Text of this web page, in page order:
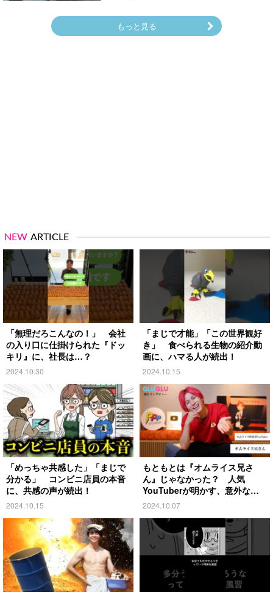
もっと見る
NEW ARTICLE
「無理だろこんなの！」 会社
の入り口に仕掛けられた『ドッ
キリ』に、社長は…？
2024.10.30
「まじで才能」「この世界観好
き」 食べられる生物の紹介動
画に、ハマる人が続出！
2024.10.15
「めっちゃ共感した」「まじで
分かる」 コンビニ店員の本音
に、共感の声が続出！
2024.10.15
もともとは『オムライス兄さ
ん』じゃなかった？ 人気
YouTuberが明かす、意外な過
去とは
2024.10.07